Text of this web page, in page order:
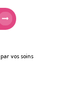
vos soins